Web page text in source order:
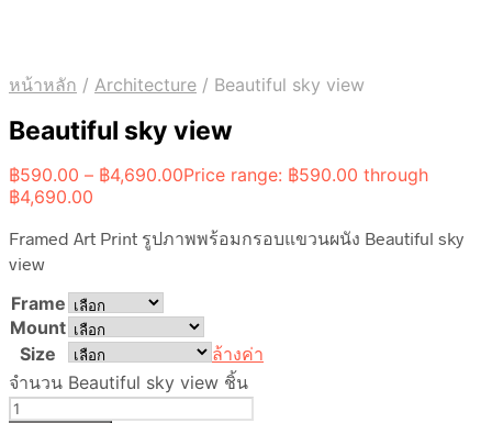
หน้าหลัก / Architecture / Beautiful sky view
Beautiful sky view
฿590.00 – ฿4,690.00Price range: ฿590.00 through
฿4,690.00
Framed Art Print รูปภาพพร้อมกรอบแขวนผนัง Beautiful sky
view
Frame
Mount
Size
ล้างค่า
จำนวน Beautiful sky view ชิ้น